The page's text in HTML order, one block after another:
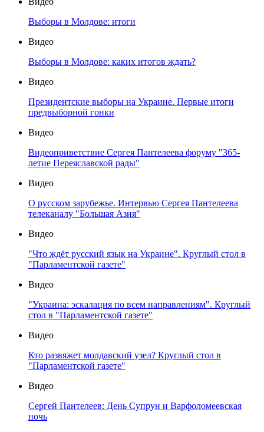
Выборы в Молдове: итоги
Видео
Выборы в Молдове: каких итогов ждать?
Видео
Президентские выборы на Украине. Первые итоги
предвыборной гонки
Видео
Видеоприветствие Сергея Пантелеева форуму "365-
летие Переяславской рады"
Видео
О русском зарубежье. Интервью Сергея Пантелеева
телеканалу "Большая Азия"
Видео
"Что ждёт русский язык на Украине". Круглый стол в
"Парламентской газете"
Видео
"Украина: эскалация по всем направлениям". Круглый
стол в "Парламентской газете"
Видео
Кто развяжет молдавский узел? Круглый стол в
"Парламентской газете"
Видео
Сергей Пантелеев: День Супрун и Варфоломеевская
ночь